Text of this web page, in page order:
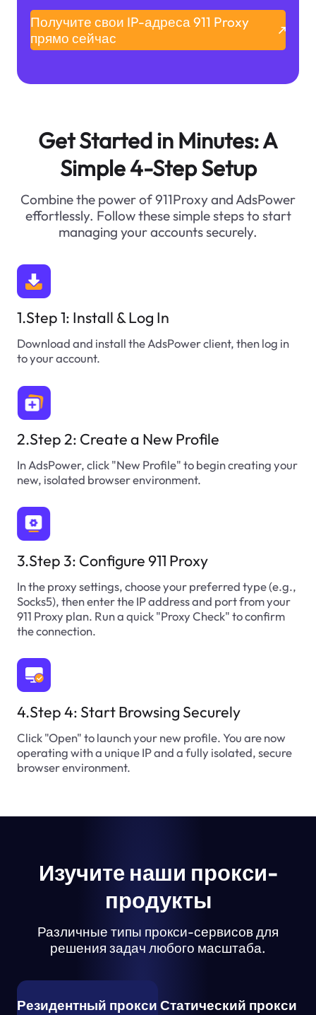
Получите свои IP-адреса 911 Proxy
прямо сейчас
Get Started in Minutes: A
Simple 4-Step Setup
Combine the power of 911Proxy and AdsPower
effortlessly. Follow these simple steps to start
managing your accounts securely.
1.Step 1: Install & Log In
Download and install the AdsPower client, then log in
to your account.
2.Step 2: Create a New Profile
In AdsPower, click "New Profile" to begin creating your
new, isolated browser environment.
3.Step 3: Configure 911 Proxy
In the proxy settings, choose your preferred type (e.g.,
Socks5), then enter the IP address and port from your
911 Proxy plan. Run a quick "Proxy Check" to confirm
the connection.
4.Step 4: Start Browsing Securely
Click "Open" to launch your new profile. You are now
operating with a unique IP and a fully isolated, secure
browser environment.
Изучите наши прокси-
продукты
Различные типы прокси-сервисов для
решения задач любого масштаба.
Резидентный прокси Статический прокси